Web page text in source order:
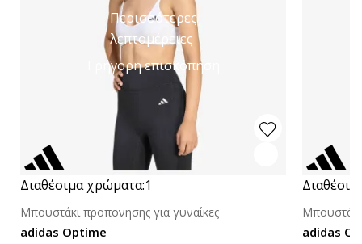
Περισσότερες
λεπτομέρειες
Γρήγορη επισκόπηση
Διαθέσιμα χρώματα:1
adidas Optime
Μπουστάκι προπονησης για γυναίκες
adidas